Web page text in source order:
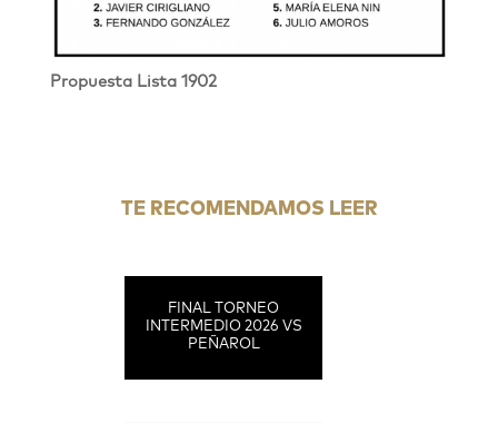
Propuesta Lista 1902
TE RECOMENDAMOS LEER
FINAL TORNEO
INTERMEDIO 2026 VS
PEÑAROL